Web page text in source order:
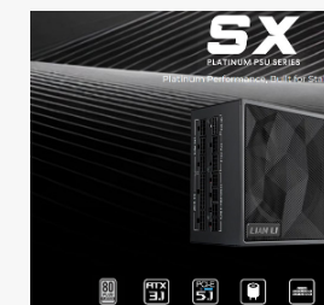
TIETOA
HINTA.FI
KAUPPA